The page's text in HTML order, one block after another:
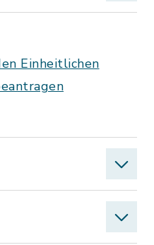
Einheitlichen